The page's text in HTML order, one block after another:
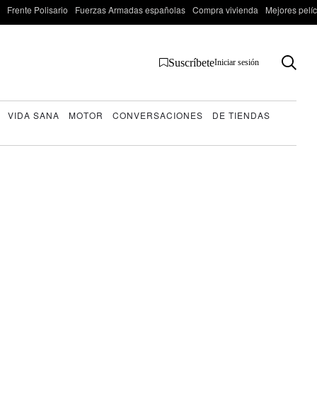
Frente Polisario Fuerzas Armadas españolas Compra vivienda Mejores
SuscríbeteIniciar sesión
VIDA SANA MOTOR CONVERSACIONES
DE TIENDAS